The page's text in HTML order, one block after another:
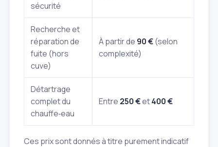
sécurité
Recherche et
réparation de
fuite (hors
cuve)
À partir de 90 €(selon
complexité)
Détartrage
complet du
chauffe‑eau
Entre 250 €et400 €
Ces prix sont donnés à titre purement indicatif